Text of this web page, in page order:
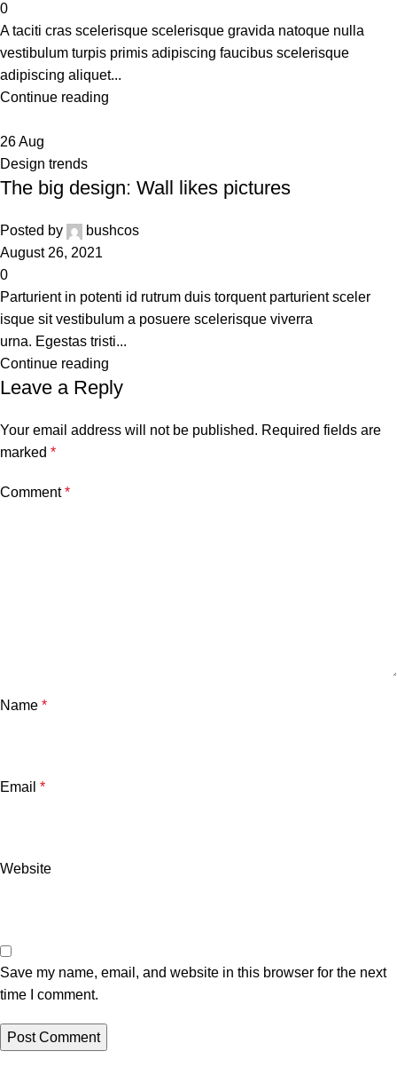
0
A taciti cras scelerisque scelerisque gravida natoque nulla
vestibulum turpis primis adipiscing faucibus scelerisque
adipiscing aliquet...
Continue reading
26Aug
Design trends
The big design: Wall likes pictures
Posted by
bushcos
August 26, 2021
0
Parturient in potenti id rutrum duis torquent parturient sceler
isque sit vestibulum a posuere scelerisque viverra
urna. Egestas tristi...
Continue reading
Leave a Reply
Your email address will not be published. Required fields are
marked *
Comment*
Name *
Email *
Website
Save my name, email, and website in this browser for the next
time I comment.